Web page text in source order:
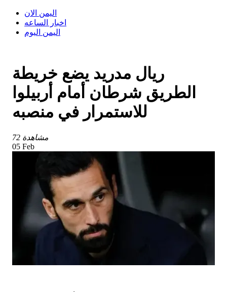
اليمن الان
اخبار الساعه
اليمن اليوم
ريال مدريد يضع خريطة
الطريق شرطان أمام أربيلوا
للاستمرار في منصبه
72 مشاهدة
05 Feb